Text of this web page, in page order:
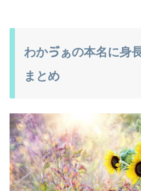
わかゔぁの本名に身
まとめ